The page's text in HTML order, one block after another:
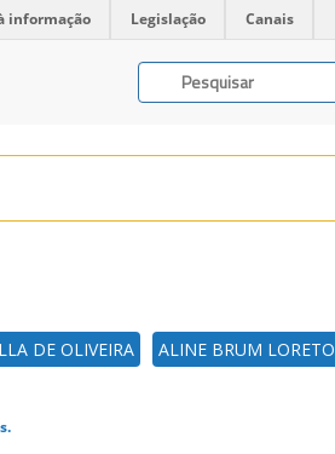
informação Legislação Canais
DE OLIVEIRA ALINE BRUM LORETO